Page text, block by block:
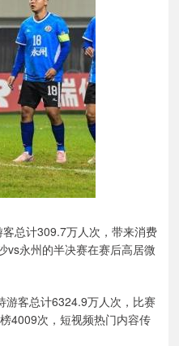
总计309.7万人次，带来消费
vs永州的半决赛在赛后高居微
游客总计6324.9万人次，比赛
4009次，短视频热门内容传